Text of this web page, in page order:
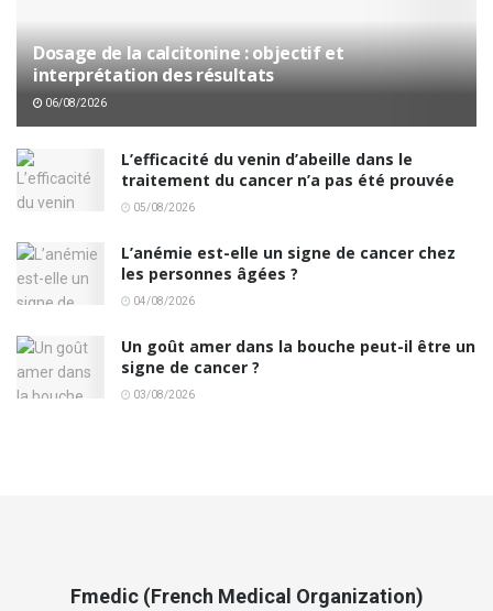
Dosage de la calcitonine : objectif et
interprétation des résultats
06/08/2026
L’efficacité du venin d’abeille dans le
traitement du cancer n’a pas été prouvée
05/08/2026
L’anémie est-elle un signe de cancer chez
les personnes âgées ?
04/08/2026
Un goût amer dans la bouche peut-il être un
signe de cancer ?
03/08/2026
Fmedic (French Medical Organization)